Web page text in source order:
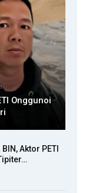
Onggunoi
Aktor PETI